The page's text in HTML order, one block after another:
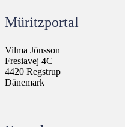
Müritzportal
Vilma Jönsson
Fresiavej 4C
4420 Regstrup
Dänemark